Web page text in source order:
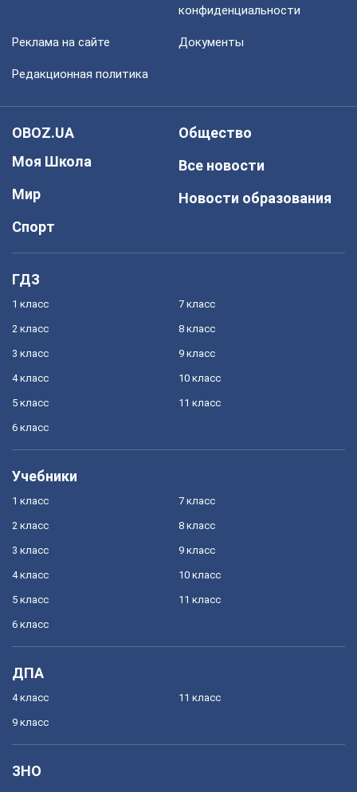
конфиденциальности
Реклама на сайте Документы
Редакционная политика
OBOZ.UA
Моя Школа
Мир
Спорт
Общество
Все новости
Новости образования
ГДЗ
1 класс
2 класс
3 класс
4 класс
5 класс
6 класс
7 класс
8 класс
9 класс
10 класс
11 класс
Учебники
1 класс
2 класс
3 класс
4 класс
5 класс
6 класс
7 класс
8 класс
9 класс
10 класс
11 класс
ДПА
4 класс
9 класс
11 класс
ЗНО